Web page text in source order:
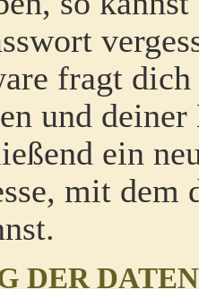
fragt dich
und
ein
mit dem
DER